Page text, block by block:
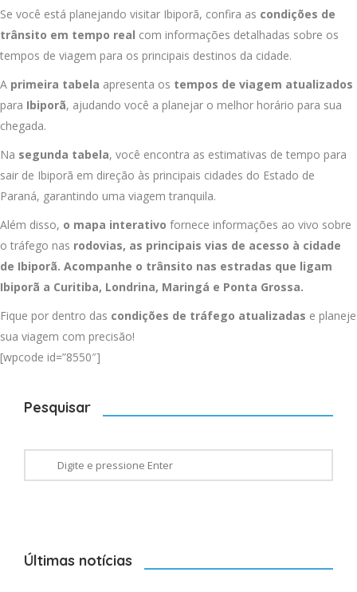
Se você está planejando visitar Ibiporã, confira as condições de
trânsito em tempo real com informações detalhadas sobre os
tempos de viagem para os principais destinos da cidade.
A primeira tabela apresenta os tempos de viagem atualizados
para Ibiporã, ajudando você a planejar o melhor horário para sua
chegada.
Na segunda tabela, você encontra as estimativas de tempo para
sair de Ibiporã em direção às principais cidades do Estado de
Paraná, garantindo uma viagem tranquila.
Além disso, o mapa interativo fornece informações ao vivo sobre
o tráfego nas rodovias, as principais vias de acesso à cidade
de Ibiporã. Acompanhe o trânsito nas estradas que ligam
Ibiporã a Curitiba, Londrina, Maringá e Ponta Grossa.
Fique por dentro das condições de tráfego atualizadas e planeje
sua viagem com precisão!
[wpcode id=”8550″]
Pesquisar
Últimas notícias